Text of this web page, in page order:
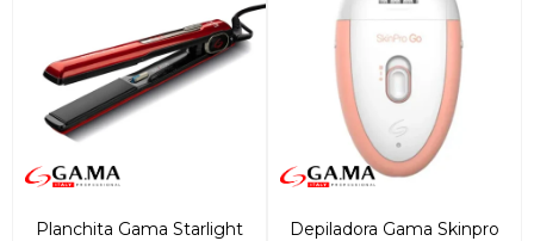
Planchita Gama Starlight
Depiladora Gama Skinpro